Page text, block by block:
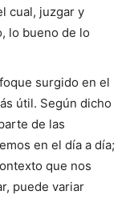
cual, juzgar y
lo bueno de lo
surgido en el
útil. Según dicho
de las
en el día a día;
que nos
puede variar